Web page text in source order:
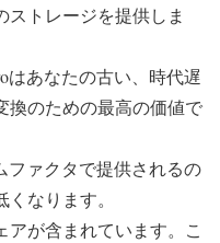
ストレージを提供しま
はあなたの古い、時代遅
換のための最高の価値で
ファクタで提供されるの
なります。
アが含まれています。こ